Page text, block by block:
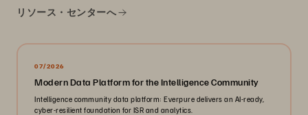
リソース・センターへ
07/2026
Modern Data Platform for the Intelligence Community
Intelligence community data platform: Everpure delivers an AI-ready,
cyber-resilient foundation for ISR and analytics.